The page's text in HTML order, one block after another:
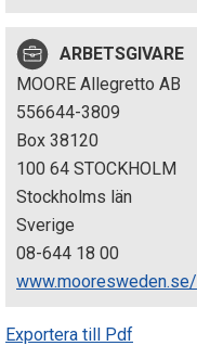
p
e
k
t
i
o
n
ARBETSGIVARE
MOORE Allegretto AB
556644-3809
Box 38120
100 64 STOCKHOLM
Stockholms län
Sverige
08-644 18 00
www.mooresweden.se/
Exportera till Pdf